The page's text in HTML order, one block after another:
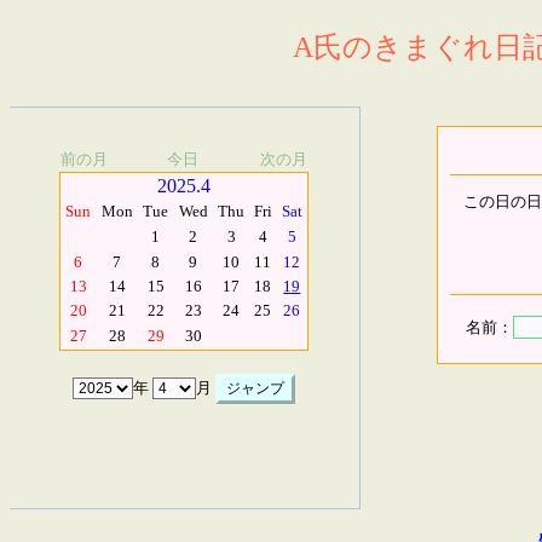
A氏のきまぐれ日
前の月 今日 次の月
2025.4
Sun Mon Tue Wed Thu Fri Sat
1
2 3 4
5
6
7 8 9 10 11
12
13
14 15 16 17 18
19
20
21 22 23 24 25
26
27
28 29 30
年 月
この日の
名前：